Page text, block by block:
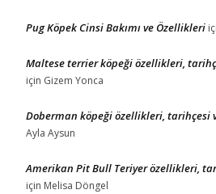
Pug Köpek Cinsi Bakımı ve Özellikleri
Maltese terrier köpeği özellikleri,
için Gizem Yonca
Doberman köpeği özellikleri, tarihçesi
Ayla Aysun
Amerikan Pit Bull Teriyer özellikleri,
için Melisa Döngel